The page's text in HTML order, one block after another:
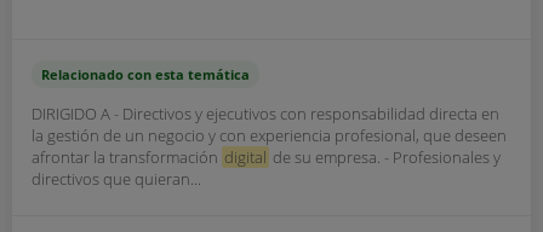
Relacionado con esta temática
DIRIGIDO A - Directivos y ejecutivos con responsabilidad directa en
la gestión de un negocio y con experiencia profesional, que deseen
afrontar la transformación digital de su empresa. - Profesionales y
directivos que quieran...